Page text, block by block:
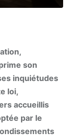
son
inquiétudes
loi,
accueillis
par le